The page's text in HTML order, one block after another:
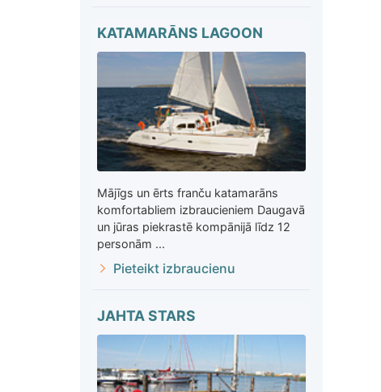
KATAMARĀNS LAGOON
Mājīgs un ērts franču katamarāns
komfortabliem izbraucieniem Daugavā
un jūras piekrastē kompānijā līdz 12
personām ...
Pieteikt izbraucienu
JAHTA STARS